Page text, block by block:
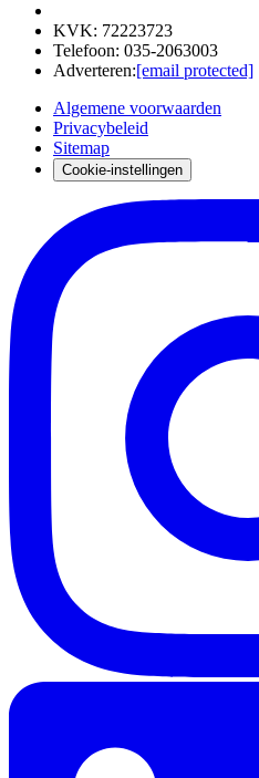
KVK: 72223723
Telefoon: 035-2063003
Adverteren:[email protected]
Algemene voorwaarden
Privacybeleid
Sitemap
Cookie-instellingen